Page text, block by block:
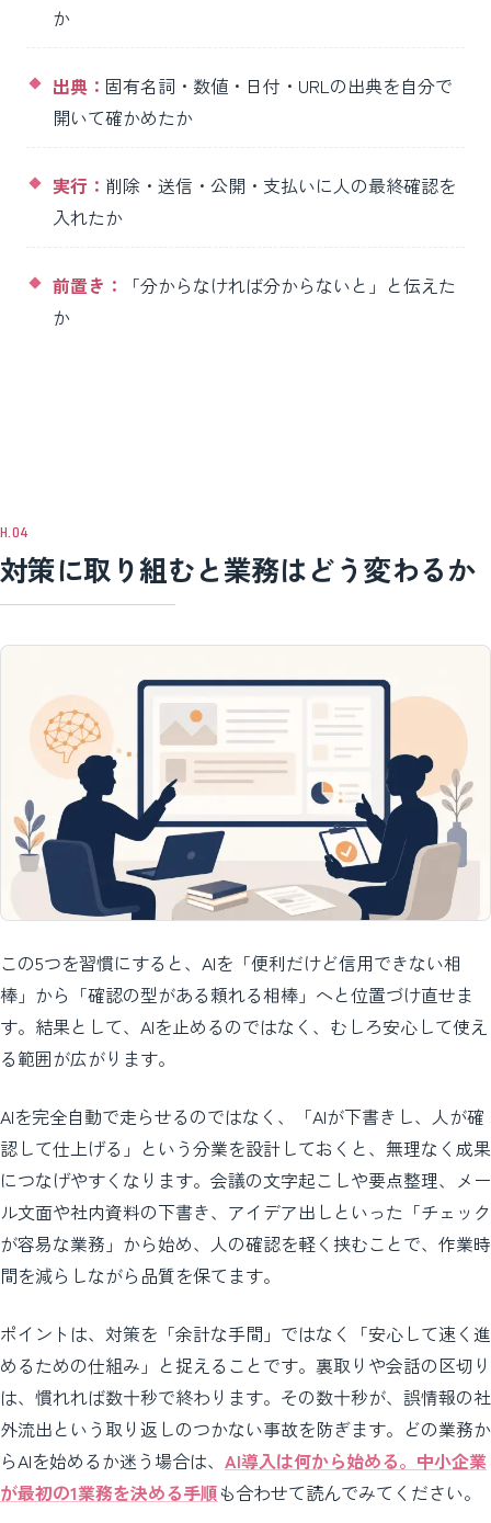
か
出典： 固有名詞・数値・日付・URLの出典を自分で
開いて確かめたか
実行： 削除・送信・公開・支払いに人の最終確認を
入れたか
前置き：
「分からなければ分からないと」と伝えた
か
対策に取り組むと業務はどう変わるか
この5つを習慣にすると、AIを「便利だけど信用できない相
棒」から「確認の型がある頼れる相棒」へと位置づけ直せま
す。結果として、AIを止めるのではなく、むしろ安心して使え
る範囲が広がります。
AIを完全自動で走らせるのではなく、「AIが下書きし、人が確
認して仕上げる」という分業を設計しておくと、無理なく成果
につなげやすくなります。会議の文字起こしや要点整理、メー
ル文面や社内資料の下書き、アイデア出しといった「チェック
が容易な業務」から始め、人の確認を軽く挟むことで、作業時
間を減らしながら品質を保てます。
ポイントは、対策を「余計な手間」ではなく「安心して速く進
めるための仕組み」と捉えることです。裏取りや会話の区切り
は、慣れれば数十秒で終わります。その数十秒が、誤情報の社
外流出という取り返しのつかない事故を防ぎます。どの業務か
らAIを始めるか迷う場合は、 AI導入は何から始める。中小企業
が最初の1業務を決める手順も合わせて読んでみてください。